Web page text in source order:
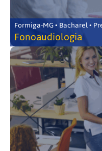
Formiga-MG • Bacharel •
Fonoaudiologia